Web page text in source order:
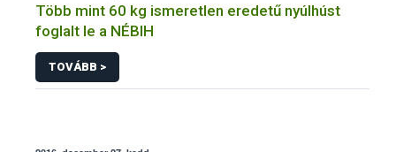
Több mint 60 kg ismeretlen eredetű nyúlhúst
foglalt le a NÉBIH
TOVÁBB >